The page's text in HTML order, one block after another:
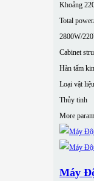
Khoảng
Total
2800W/
Cabinet
Hàn tấm
Loại vật liệu
Thủy tinh
More
Máy